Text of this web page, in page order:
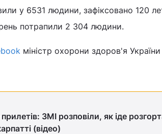
у 6531 людини, зафіксовано 120
потрапили 2 304 людини.
міністр охорони здоров'я
ЗМІ розповіли, як іде
(відео)